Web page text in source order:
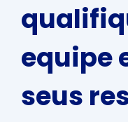
Vendas: (31) 2122-
Contato
equipe
seus